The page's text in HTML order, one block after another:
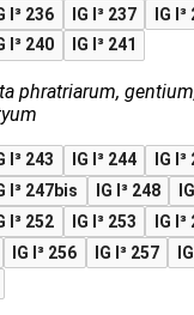
I³ 236 IG I³ 237 IG
I³ 240 IG I³ 241
phratriarum,
I³ 243 IG I³ 244 IG
I³ 247bis IG I³ 248
I³ 252 IG I³ 253 IG
IG I³ 256 IG I³ 257